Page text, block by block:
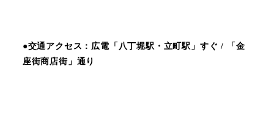
●交通アクセス：広電「八丁堀駅・立町駅」すぐ / 「金
座街商店街」通り